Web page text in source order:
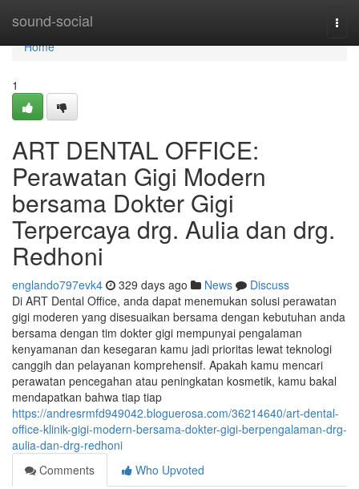
sound-social
Home
Home
1
ART DENTAL OFFICE:
Perawatan Gigi Modern
bersama Dokter Gigi
Terpercaya drg. Aulia dan drg.
Redhoni
englando797evk4 329 days ago News
Discuss
Di ART Dental Office, anda dapat menemukan solusi perawatan
gigi moderen yang disesuaikan bersama dengan kebutuhan anda
bersama dengan tim dokter gigi mempunyai pengalaman
kenyamanan dan kesegaran kamu jadi prioritas lewat teknologi
canggih dan pelayanan komprehensif. Apakah kamu mencari
perawatan pencegahan atau peningkatan kosmetik, kamu bakal
mendapatkan bahwa tiap tiap
https://andresrmfd949042.bloguerosa.com/36214640/art-dental-
office-klinik-gigi-modern-bersama-dokter-gigi-berpengalaman-drg-
aulia-dan-drg-redhoni
Comments
Who Upvoted